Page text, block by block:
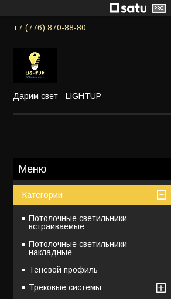
+7 (776) 870-88-80
Дарим свет - LIGHTUP
Категории
Потолочные светильники
встраиваемые
Потолочные светильники
накладные
Теневой профиль
Трековые системы